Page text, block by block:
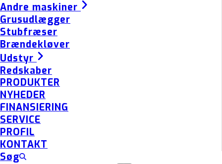
Andre maskiner
Grusudlægger
Stubfræser
Brændekløver
Udstyr
Redskaber
PRODUKTER
NYHEDER
FINANSIERING
SERVICE
PROFIL
KONTAKT
Søg